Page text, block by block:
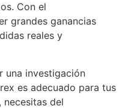
Con el
grandes ganancias
reales y
una investigación
es adecuado para tus
necesitas del